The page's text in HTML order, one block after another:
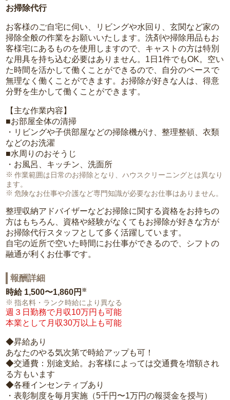
お掃除代行
お客様のご自宅に伺い、リビングや水回り、玄関など家の
掃除全般の作業をお願いいたします。洗剤や掃除用品もお
客様宅にあるものを使用しますので、キャストの方は特別
な用具を持ち込む必要はありません。1日1件でもOK。空い
た時間を活かして働くことができるので、自分のペースで
無理なく働くことができます。お掃除が好きな人は、得意
分野を生かして働くことができます。
【主な作業内容】
■お部屋全体の清掃
・リビングや子供部屋などの掃除機がけ、整理整頓、衣類
などのお洗濯
■水周りのおそうじ
・お風呂、キッチン、洗面所
作業範囲は日常のお掃除となり、ハウスクリーニングとは異なり
ます。
危険なお仕事や介護など専門知識が必要なお仕事はありません。
整理収納アドバイザーなどお掃除に関する資格をお持ちの
方はもちろん、資格や経験がなくてもお掃除が好きな方が
お掃除代行スタッフとして多く活躍しています。
自宅の近所で空いた時間にお仕事ができるので、シフトの
融通が利くお仕事です。
報酬詳細
時給 1,500〜1,860円 ※
指名料・ランク時給により異なる
週３日勤務で月収10万円も可能
本業として月収30万以上も可能
◆昇給あり
あなたのやる気次第で時給アップも可！
◆交通費：別途支給。お客様によっては交通費を増額され
る方もいます
◆各種インセンティブあり
・表彰制度を毎月実施（5千円〜1万円の報奨金を授与）